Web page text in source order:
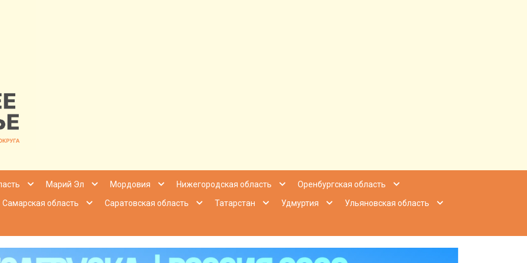
| Настоящее Приволжье
Марий Эл Мордовия Нижегородская область
Оренбургская область
Самарская область Саратовская область Татарстан Удмуртия
Ульяновская область